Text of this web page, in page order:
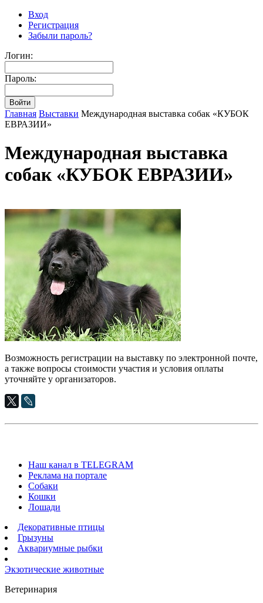
Вход
Регистрация
Забыли пароль?
Логин:
Пароль:
Главная Выставки Международная выставка собак «КУБОК
ЕВРАЗИИ»
Международная выставка
собак «КУБОК ЕВРАЗИИ»
Возможность регистрации на выставку по электронной почте,
а также вопросы стоимости участия и условия оплаты
уточняйте у организаторов.
Наш канал в TELEGRAM
Реклама на портале
Собаки
Кошки
Лошади
Декоративные птицы
Грызуны
Аквариумные рыбки
Экзотические животные
Ветеринария